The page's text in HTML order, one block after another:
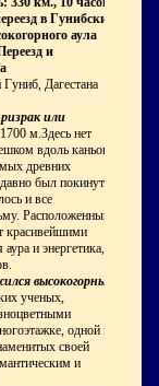
в Гунибский
аула
и
Дагестана
или
м.Здесь нет
вдоль каньона.
древних
был покинут
и все
Расположенный
красивейшими
и энергетика,
высокогорный
ученых,
одной из
своей
и